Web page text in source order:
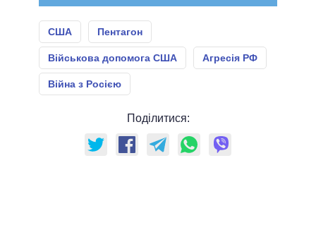
США Пентагон
Військова допомога США Агресія РФ
Війна з Росією
Поділитися: